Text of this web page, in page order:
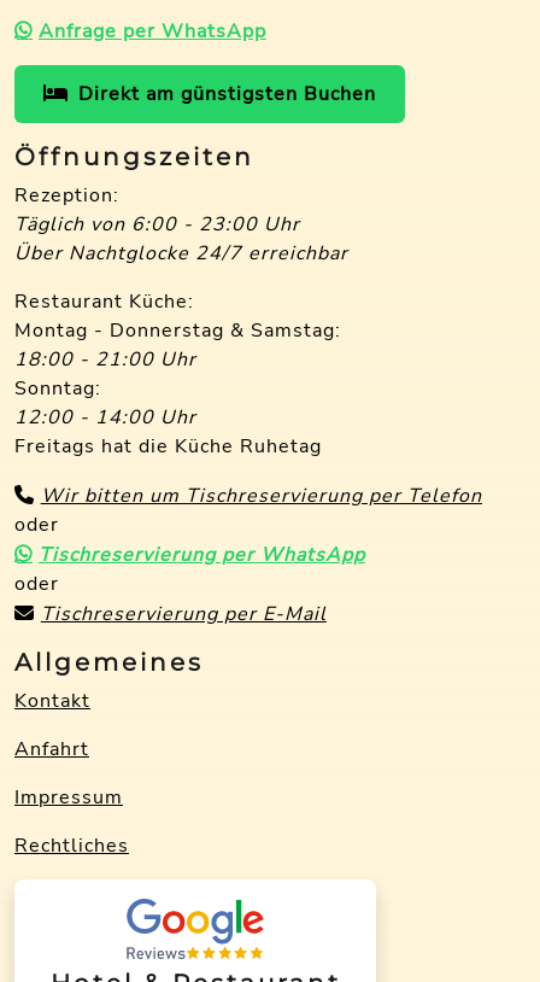
Anfrage per WhatsApp
Direkt am günstigsten Buchen
Öffnungszeiten
Rezeption:
Täglich von 6:00 - 23:00 Uhr
Über Nachtglocke 24/7 erreichbar
Restaurant Küche:
Montag - Donnerstag & Samstag:
18:00 - 21:00 Uhr
Sonntag:
12:00 - 14:00 Uhr
Freitags hat die Küche Ruhetag
Wir bitten um Tischreservierung per Telefon
oder
Tischreservierung per WhatsApp
oder
Tischreservierung per E-Mail
Allgemeines
Kontakt
Anfahrt
Impressum
Rechtliches